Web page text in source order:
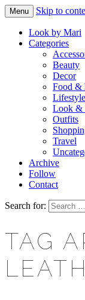
Makeup &
Menu Skip to
Look by Mari
Categories
Beauty
Decor
Food &
Lifestyle
Look &
Outfits
Travel
Archive
Follow
Contact
Search for:
TAG